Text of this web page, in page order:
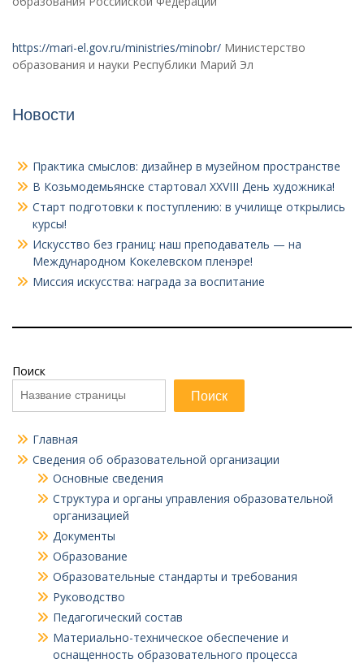
https://mari-el.gov.ru/ministries/minobr/ Министерство
образования и науки Республики Марий Эл
Новости
Практика смыслов: дизайнер в музейном пространстве
В Козьмодемьянске стартовал XXVIII День художника!
Старт подготовки к поступлению: в училище открылись
курсы!
Искусство без границ: наш преподаватель — на
Международном Кокелевском пленэре!
Миссия искусства: награда за воспитание
Поиск
Поиск
Главная
Сведения об образовательной организации
Основные сведения
Структура и органы управления образовательной
организацией
Документы
Образование
Образовательные стандарты и требования
Руководство
Педагогический состав
Материально-техническое обеспечение и
оснащенность образовательного процесса